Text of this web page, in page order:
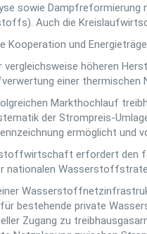
sowie Dampfreformierung
Auch die
Kooperation und
vergleichsweise höheren
einer thermischen
Markthochlauf
der Strompreis-
ermöglicht und
erfordert den
nationalen
bestehende private
Zugang zu